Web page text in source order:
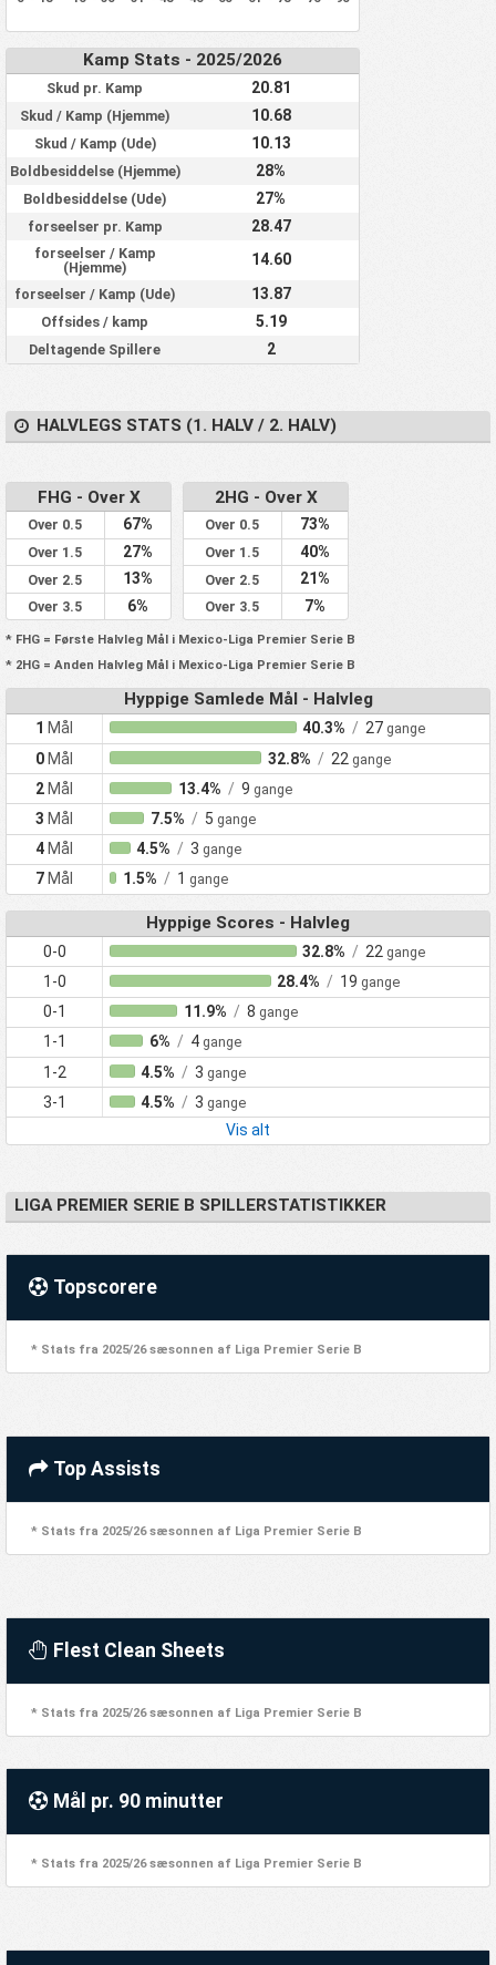
Kamp Stats - 2025/2026
Skud pr. Kamp 20.81
Skud / Kamp (Hjemme) 10.68
Skud / Kamp (Ude) 10.13
Boldbesiddelse (Hjemme) 28%
Boldbesiddelse (Ude) 27%
forseelser pr. Kamp 28.47
forseelser / Kamp
(Hjemme)
14.60
forseelser / Kamp (Ude) 13.87
Offsides / kamp 5.19
Deltagende Spillere 2
HALVLEGS STATS (1. HALV / 2. HALV)
FHG - Over X
Over 0.5 67%
Over 1.5 27%
Over 2.5 13%
Over 3.5 6%
2HG - Over X
Over 0.5 73%
Over 1.5 40%
Over 2.5 21%
Over 3.5 7%
* FHG = Første Halvleg Mål i Mexico-Liga Premier Serie B
* 2HG = Anden Halvleg Mål i Mexico-Liga Premier Serie B
Hyppige Samlede Mål - Halvleg
1 Mål 40.3% / 27 gange
0 Mål 32.8% / 22 gange
2 Mål 13.4% / 9 gange
3 Mål 7.5% / 5 gange
4 Mål 4.5% / 3 gange
7 Mål 1.5% / 1 gange
Hyppige Scores - Halvleg
0-0 32.8% / 22 gange
1-0 28.4% / 19 gange
0-1 11.9% / 8 gange
1-1 6% / 4 gange
1-2 4.5% / 3 gange
3-1 4.5% / 3 gange
Vis alt
LIGA PREMIER SERIE B SPILLERSTATISTIKKER
Topscorere
* Stats fra 2025/26 sæsonnen af Liga Premier Serie B
Top Assists
* Stats fra 2025/26 sæsonnen af Liga Premier Serie B
Flest Clean Sheets
* Stats fra 2025/26 sæsonnen af Liga Premier Serie B
Mål pr. 90 minutter
* Stats fra 2025/26 sæsonnen af Liga Premier Serie B